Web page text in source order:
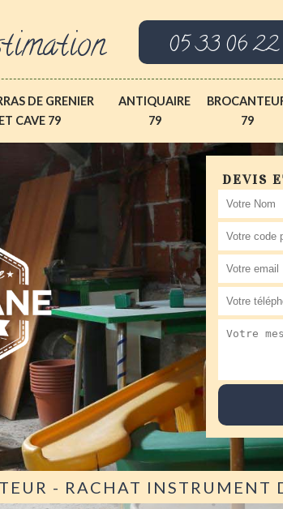
05 33 06
DE GRENIER
ET CAVE 79
ANTIQUAIRE
79
79
DEVIS
- RACHAT INSTRUMENT